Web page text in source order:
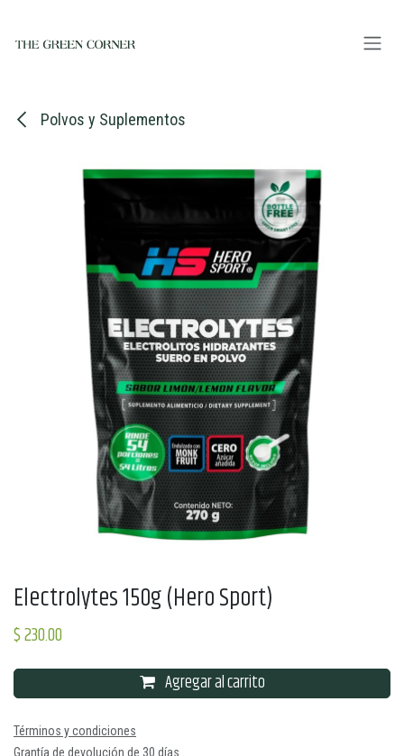
Polvos y Suplementos
Electrolytes 150g (Hero Sport)
$230.00
Agregar al carrito
Términos y condiciones
Grantía de devolución de 30 días